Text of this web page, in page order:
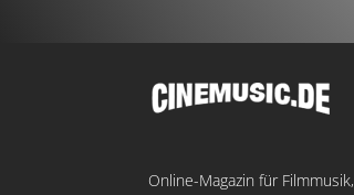
Online-Magazin für Filmmusik,